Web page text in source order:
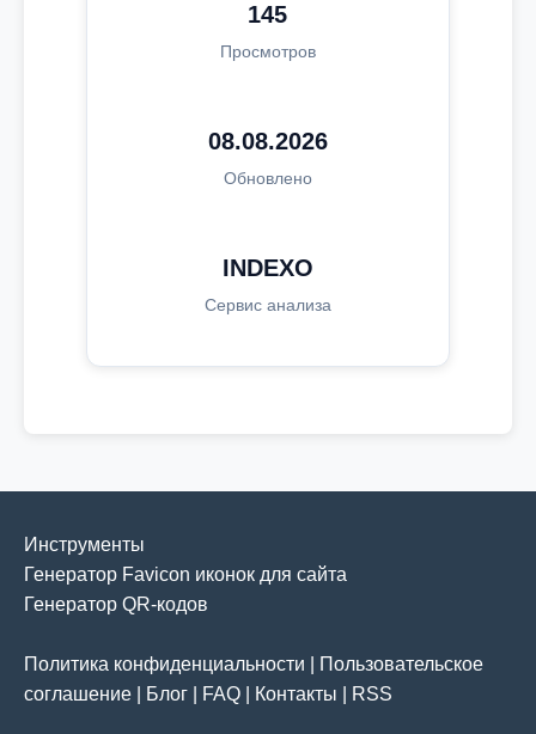
145
Просмотров
08.08.2026
Обновлено
INDEXO
Сервис анализа
Инструменты
Генератор Favicon иконок для сайта
Генератор QR-кодов
Политика конфиденциальности
Пользовательское
соглашение
Блог FAQ Контакты RSS